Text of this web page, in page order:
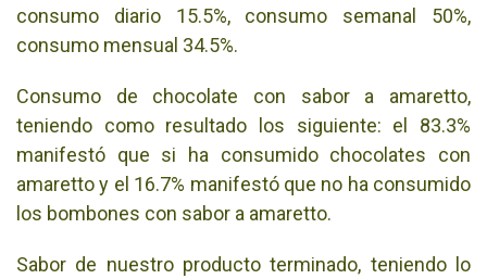
consumo diario 15.5%, consumo semanal 50%,
consumo mensual 34.5%.
Consumo de chocolate con sabor a amaretto,
teniendo como resultado los siguiente: el 83.3%
manifestó que si ha consumido chocolates con
amaretto y el 16.7% manifestó que no ha consumido
los bombones con sabor a amaretto.
Sabor de nuestro producto terminado, teniendo lo